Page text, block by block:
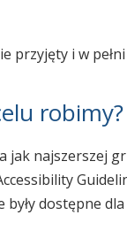
przyjęty i w pełni
robimy?
jak najszerszej
dostępne dla